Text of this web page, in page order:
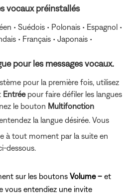
vocaux préinstallés
• Suédois • Polonais • Espagnol •
• Français • Japonais •
pour les messages vocaux.
pour la première fois, utilisez
Entréepour faire défiler les langues
le bouton Multifonction
la langue désirée. Vous
à tout moment par la suite en
dessous.
sur les boutons Volume – et
vous entendiez une invite